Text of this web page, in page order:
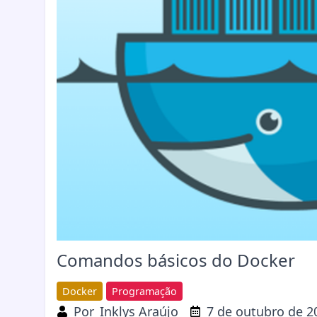
Comandos básicos do Docker
Docker Programação
Por Inklys Araújo 7 de outubro de